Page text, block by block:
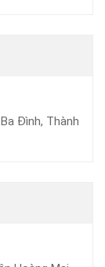
Đình, Thành